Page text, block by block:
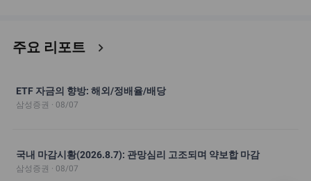
주요 리포트 chevron_right
ETF 자금의 향방: 해외/정배율/배당
삼성증권 · 08/07
국내 마감시황(2026.8.7): 관망심리 고조되며 약보합 마감
삼성증권 · 08/07